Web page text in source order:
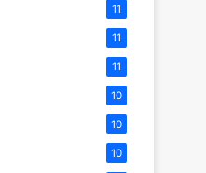
11
11
11
10
10
10